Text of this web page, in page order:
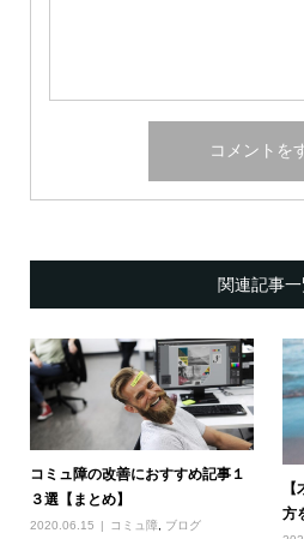
関連記事
コミュ障の改善におすすめ記事１
３選【まとめ】
2020.06.15 コミュ障, ブログ
方